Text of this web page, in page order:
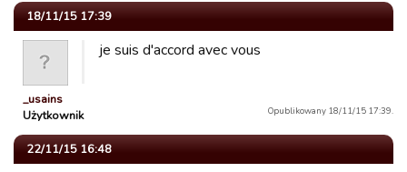
18/11/15 17:39
_usains
Użytkownik
je suis d'accord avec vous
Opublikowany 18/11/15 17:39.
22/11/15 16:48